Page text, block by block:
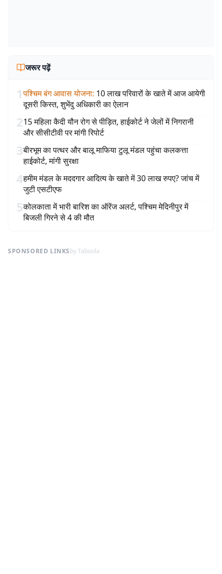
जरूर पढ़ें
1पश्चिम बंग आवास योजना: 10 लाख परिवारों के खाते में आज आयेगी
दूसरी किस्त, शुभेंदु अधिकारी का ऐलान
215 महिला कैदी यौन रोग से पीड़ित, हाईकोर्ट ने जेलों में निगरानी
और सीसीटीवी पर मांगी रिपोर्ट
3बीरभूम का पत्थर और बालू माफिया टुलू मंडल पहुंचा कलकत्ता
हाईकोर्ट, मांगी सुरक्षा
4हमीम मंडल के मददगार आदित्य के खाते में 30 लाख रुपए? जांच में
जुटी एसटीएफ
5कोलकाता में भारी बारिश का ऑरेंज अलर्ट, पश्चिम मेदिनीपुर में
बिजली गिरने से 4 की मौत
SPONSORED LINKSby Taboola